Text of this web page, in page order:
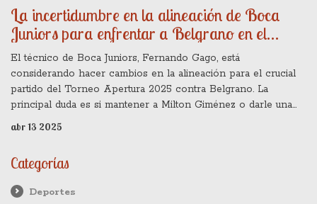
La incertidumbre en la alineación de Boca
Juniors para enfrentar a Belgrano en el
Torneo Apertura 2025
El técnico de Boca Juniors, Fernando Gago, está
considerando hacer cambios en la alineación para el crucial
partido del Torneo Apertura 2025 contra Belgrano. La
principal duda es si mantener a Milton Giménez o darle una
oportunidad a Miguel Merentiel junto a Edinson Cavani. Kevin
Lema y Camilo Rey Domenech podrían regresar como
suplentes.
abr 13 2025
Categorías
Deportes